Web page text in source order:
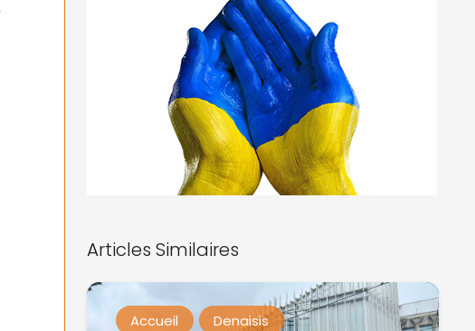
Articles Similaires
Accueil Denaisis